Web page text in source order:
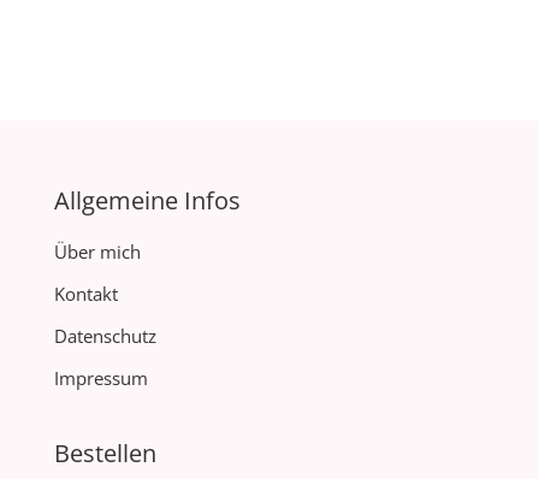
Allgemeine Infos
Über mich
Kontakt
Datenschutz
Impressum
Bestellen